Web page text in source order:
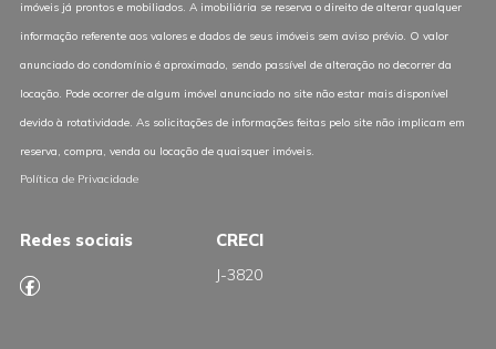
imóveis já prontos e mobiliados. A imobiliária se reserva o direito de alterar qualquer
informação referente aos valores e dados de seus imóveis sem aviso prévio. O valor
anunciado do condomínio é aproximado, sendo passível de alteração no decorrer da
locação. Pode ocorrer de algum imóvel anunciado no site não estar mais disponível
devido à rotatividade. As solicitações de informações feitas pelo site não implicam em
reserva, compra, venda ou locação de quaisquer imóveis.
Política de Privacidade
Redes sociais

CRECI
J-3820